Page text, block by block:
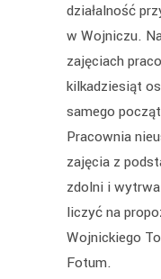
działalność
w Wojniczu.
zajęciach
kilkadziesiąt
samego
Pracownia
zajęcia z
zdolni i
liczyć na
Wojnickiego
Fotum.